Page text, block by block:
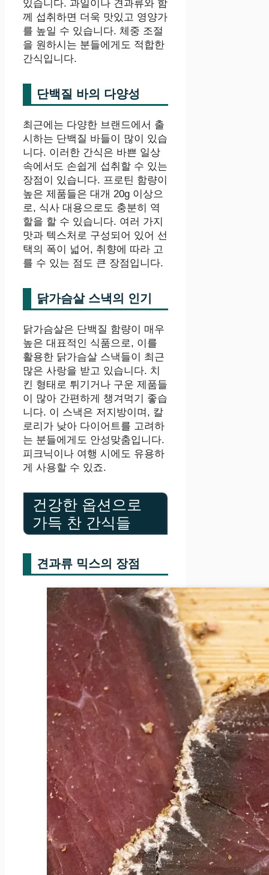
있습니다. 과일이나 견과류와 함
께 섭취하면 더욱 맛있고 영양가
를 높일 수 있습니다. 체중 조절
을 원하시는 분들에게도 적합한
간식입니다.
단백질 바의 다양성
최근에는 다양한 브랜드에서 출
시하는 단백질 바들이 많이 있습
니다. 이러한 간식은 바쁜 일상
속에서도 손쉽게 섭취할 수 있는
장점이 있습니다. 프로틴 함량이
높은 제품들은 대개 20g 이상으
로, 식사 대용으로도 충분히 역
할을 할 수 있습니다. 여러 가지
맛과 텍스처로 구성되어 있어 선
택의 폭이 넓어, 취향에 따라 고
를 수 있는 점도 큰 장점입니다.
닭가슴살 스낵의 인기
닭가슴살은 단백질 함량이 매우
높은 대표적인 식품으로, 이를
활용한 닭가슴살 스낵들이 최근
많은 사랑을 받고 있습니다. 치
킨 형태로 튀기거나 구운 제품들
이 많아 간편하게 챙겨먹기 좋습
니다. 이 스낵은 저지방이며, 칼
로리가 낮아 다이어트를 고려하
는 분들에게도 안성맞춤입니다.
피크닉이나 여행 시에도 유용하
게 사용할 수 있죠.
건강한 옵션으로
가득 찬 간식들
견과류 믹스의 장점